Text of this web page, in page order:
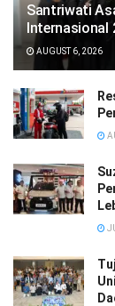
Santriwati
Internasional
AUGUST 6, 2026